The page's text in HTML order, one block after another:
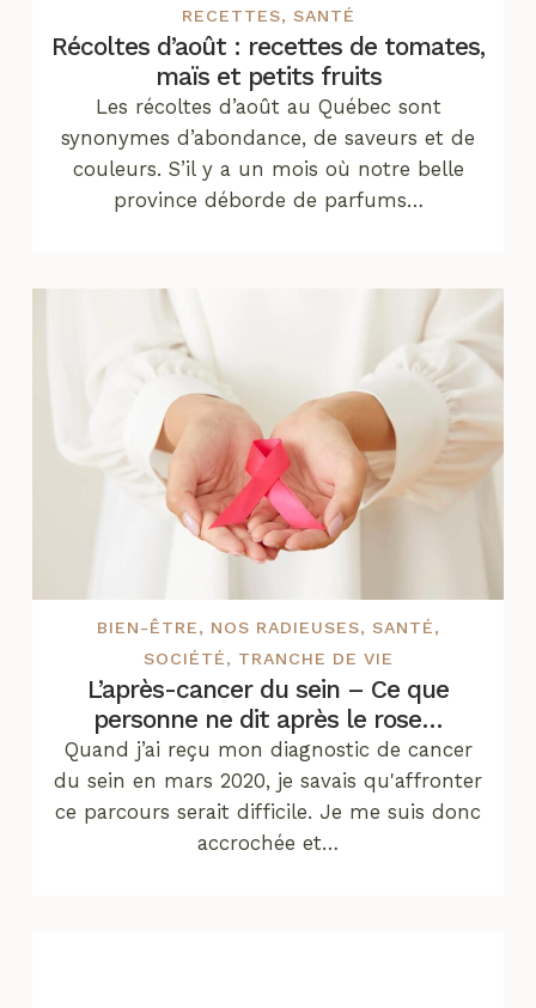
RECETTES, SANTÉ
Récoltes d’août : recettes de tomates,
maïs et petits fruits
Les récoltes d’août au Québec sont
synonymes d’abondance, de saveurs et de
couleurs. S’il y a un mois où notre belle
province déborde de parfums…
BIEN-ÊTRE, NOS RADIEUSES, SANTÉ,
SOCIÉTÉ, TRANCHE DE VIE
L’après-cancer du sein – Ce que
personne ne dit après le rose…
Quand j’ai reçu mon diagnostic de cancer
du sein en mars 2020, je savais qu'affronter
ce parcours serait difficile. Je me suis donc
accrochée et…